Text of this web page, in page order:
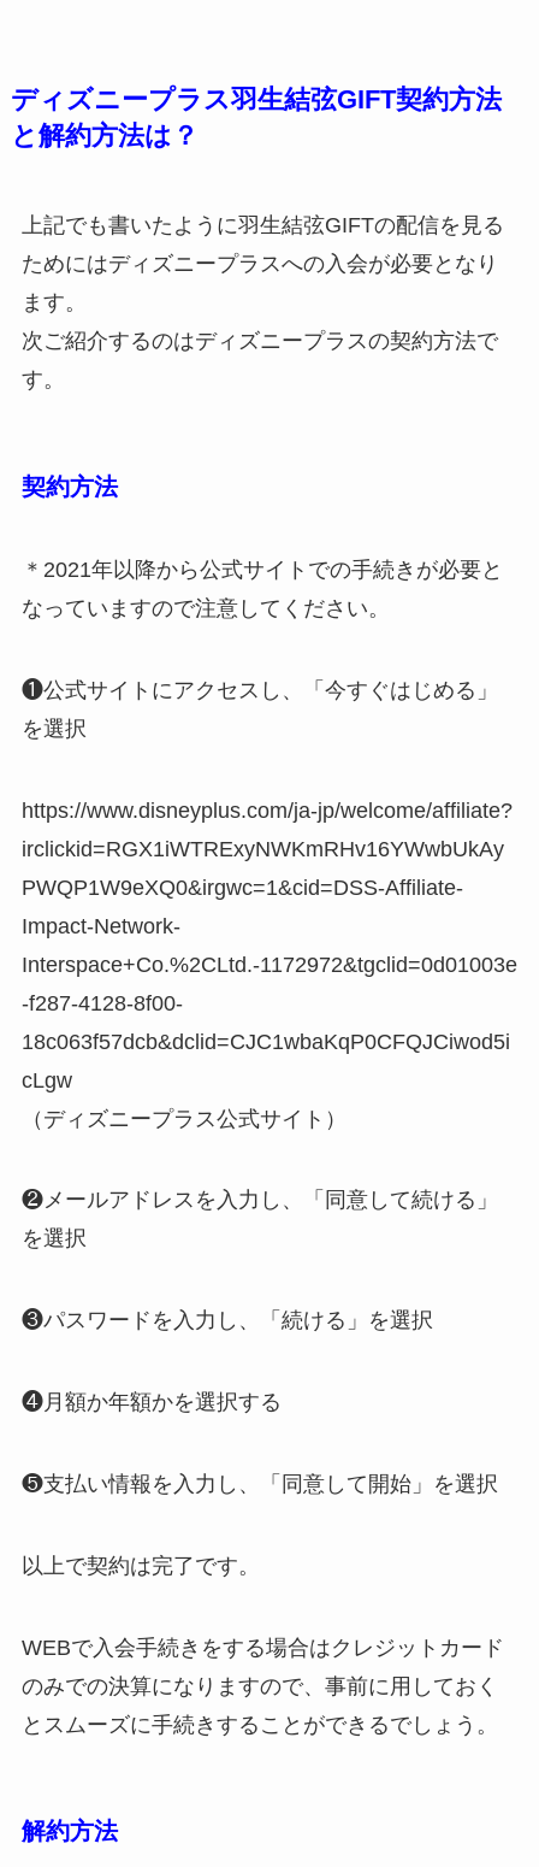
ディズニープラス羽生結弦GIFT契約方法
と解約方法は？
上記でも書いたように羽生結弦GIFTの配信を見る
ためにはディズニープラスへの入会が必要となり
ます。
次ご紹介するのはディズニープラスの契約方法で
す。
契約方法
＊2021年以降から公式サイトでの手続きが必要と
なっていますので注意してください。
❶公式サイトにアクセスし、「今すぐはじめる」
を選択
https://www.disneyplus.com/ja-jp/welcome/affiliate?
irclickid=RGX1iWTRExyNWKmRHv16YWwbUkAy
PWQP1W9eXQ0&irgwc=1&cid=DSS-Affiliate-
Impact-Network-
Interspace+Co.%2CLtd.-1172972&tgclid=0d01003e
-f287-4128-8f00-
18c063f57dcb&dclid=CJC1wbaKqP0CFQJCiwod5i
cLgw
（ディズニープラス公式サイト）
❷メールアドレスを入力し、「同意して続ける」
を選択
❸パスワードを入力し、「続ける」を選択
❹月額か年額かを選択する
❺支払い情報を入力し、「同意して開始」を選択
以上で契約は完了です。
WEBで入会手続きをする場合はクレジットカード
のみでの決算になりますので、事前に用しておく
とスムーズに手続きすることができるでしょう。
解約方法